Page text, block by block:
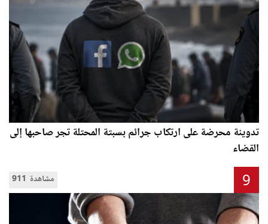
تدوينة محرضة على ارتكاب جرائم بسبتة المحتلة تجر صاحبها إلى
القضاء
911 مشاهدة 9